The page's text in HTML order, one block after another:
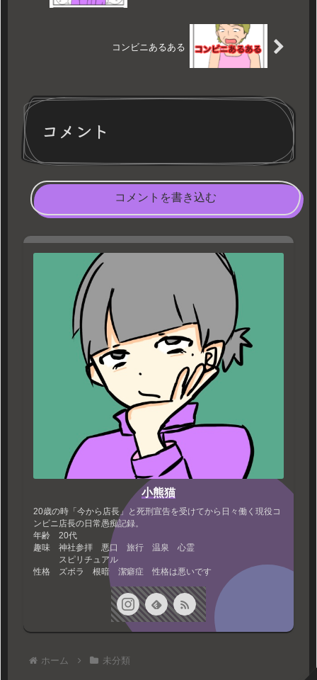
コンビニあるある
コメント
コメントを書き込む
小熊猫
20歳の時「今から店長」と死刑宣告を受けてから日々働く現役コ
ンビニ店長の日常愚痴記録。
年齢 20代
趣味 神社参拝 悪口 旅行 温泉 心霊
スピリチュアル
性格 ズボラ 根暗 潔癖症 性格は悪いです
ホーム 未分類